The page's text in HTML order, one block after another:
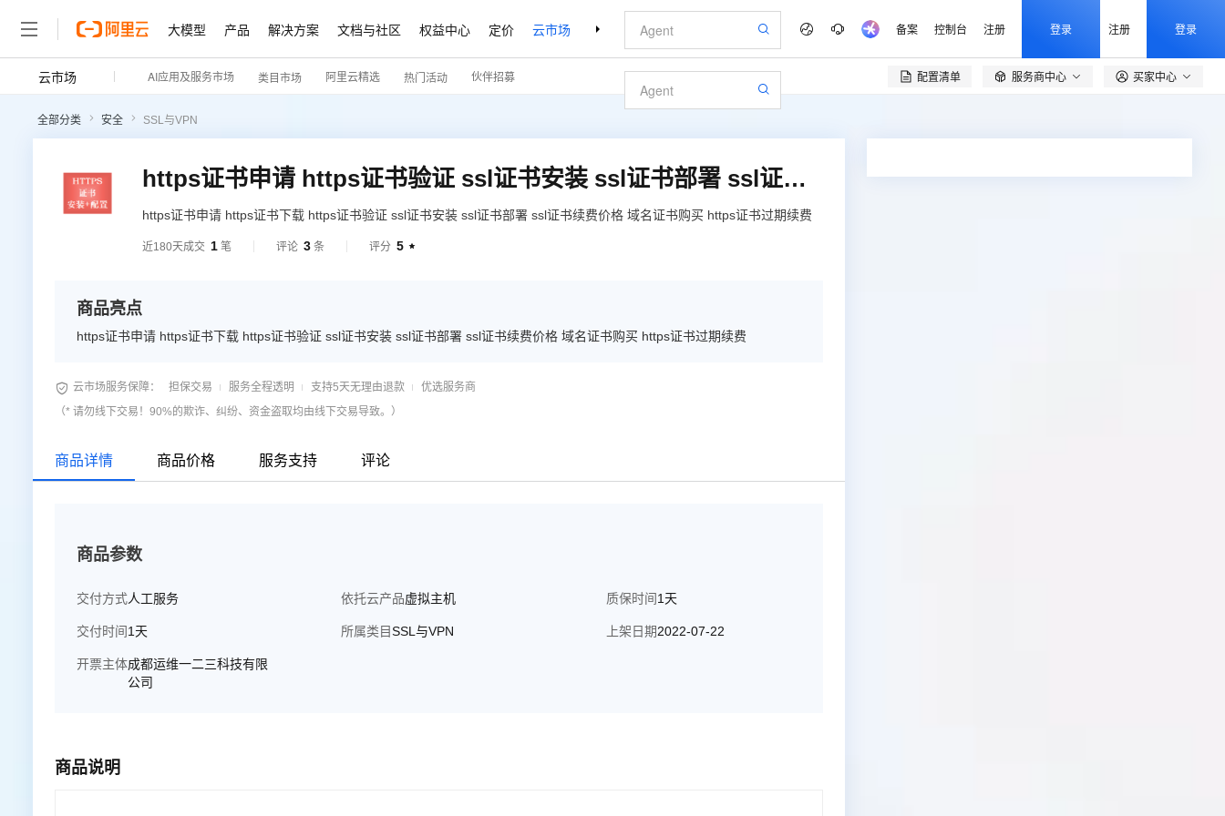
大模型 产品 解决方案 文档与社区 权益中心 定价 云市场 合作伙伴 支持与服务 了解阿里云 备案 控制台 注册 登录 注册 登录
云市场 AI应用及服务市场 类目市场 阿里云精选 热门活动 伙伴招募 配置清单  服务商中心 买家中心
全部分类 安全 SSL与VPN
https证书申请 https证书验证 ssl证书安装 ssl证书部署 ssl证书续费 https证书过期续费
https证书申请 https证书下载 https证书验证 ssl证书安装 ssl证书部署 ssl证书续费价格 域名证书购买 https证书过期续费
近180天成交 1 笔 评论 3 条 评分 5 
商品亮点
https证书申请 https证书下载 https证书验证 ssl证书安装 ssl证书部署 ssl证书续费价格 域名证书购买 https证书过期续费
 云市场服务保障： 担保交易 服务全程透明 支持5天无理由退款
优选服务商
（* 请勿线下交易！90%的欺诈、纠纷、资金盗取均由线下交易导致。）
商品详情 商品价格 服务支持 评论
商品参数
交付方式人工服务 依托云产品虚拟主机 质保时间1天
交付时间1天 所属类目SSL与VPN 上架日期2022-07-22
开票主体成都运维一二三科技有限
公司
商品说明